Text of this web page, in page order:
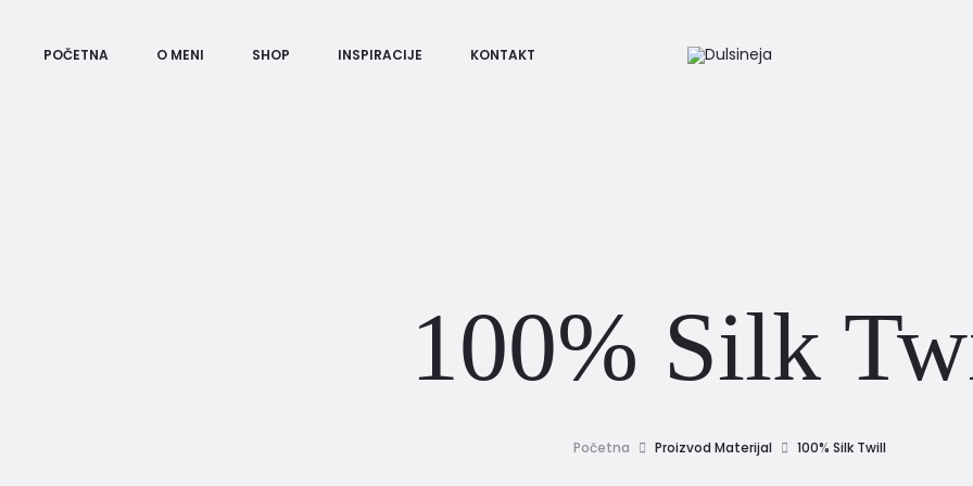
POČETNA O MENI SHOP INSPIRACIJE KONTAKT
100% Silk
Početna Proizvod Materijal 100% Silk Twill